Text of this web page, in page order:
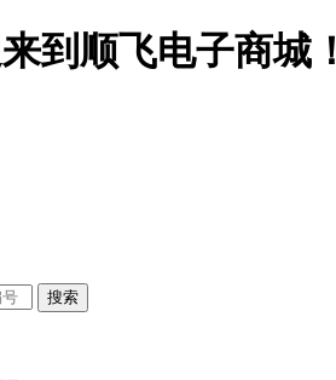
到顺飞电子商城！